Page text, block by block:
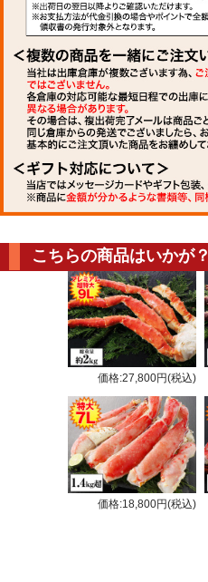
こちらの商品はいかが？
価格:27,800円(税込)
価格:18,800円(税込)